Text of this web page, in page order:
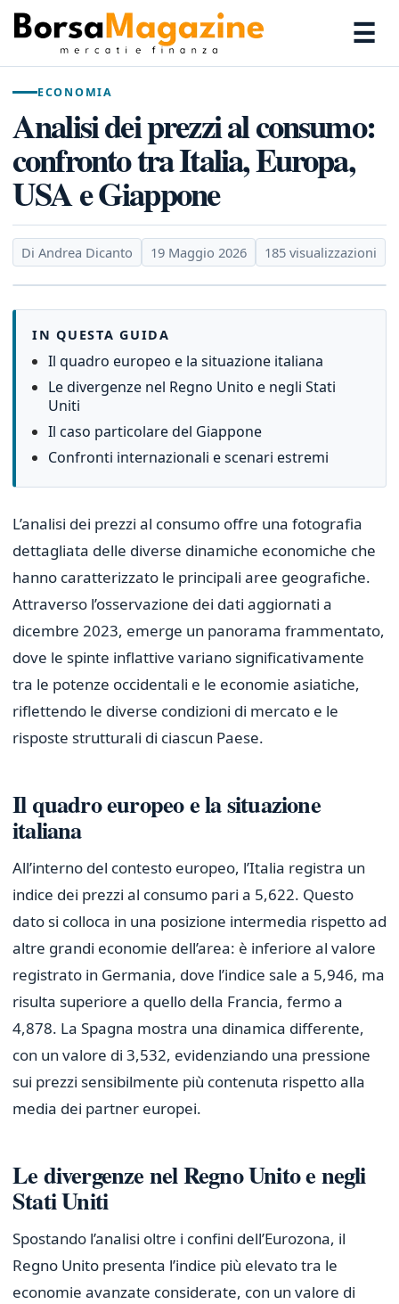
☰
ECONOMIA
Analisi dei prezzi al consumo:
confronto tra Italia, Europa,
USA e Giappone
Di Andrea Dicanto 19 Maggio 2026 185 visualizzazioni
IN QUESTA GUIDA
Il quadro europeo e la situazione italiana
Le divergenze nel Regno Unito e negli Stati
Uniti
Il caso particolare del Giappone
Confronti internazionali e scenari estremi
L’analisi dei prezzi al consumo offre una fotografia
dettagliata delle diverse dinamiche economiche che
hanno caratterizzato le principali aree geografiche.
Attraverso l’osservazione dei dati aggiornati a
dicembre 2023, emerge un panorama frammentato,
dove le spinte inflattive variano significativamente
tra le potenze occidentali e le economie asiatiche,
riflettendo le diverse condizioni di mercato e le
risposte strutturali di ciascun Paese.
Il quadro europeo e la situazione
italiana
All’interno del contesto europeo, l’Italia registra un
indice dei prezzi al consumo pari a 5,622. Questo
dato si colloca in una posizione intermedia rispetto ad
altre grandi economie dell’area: è inferiore al valore
registrato in Germania, dove l’indice sale a 5,946, ma
risulta superiore a quello della Francia, fermo a
4,878. La Spagna mostra una dinamica differente,
con un valore di 3,532, evidenziando una pressione
sui prezzi sensibilmente più contenuta rispetto alla
media dei partner europei.
Le divergenze nel Regno Unito e negli
Stati Uniti
Spostando l’analisi oltre i confini dell’Eurozona, il
Regno Unito presenta l’indice più elevato tra le
economie avanzate considerate, con un valore di